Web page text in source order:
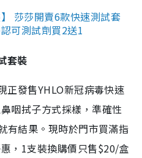
莎莎開賣6款快速測試套
可測試劑買2送1
套裝
正發售YHLO新冠病毒快速
咽拭子方式採樣，準確性
有結果。現時於門市買滿指
，1支裝換購價只售$20/盒